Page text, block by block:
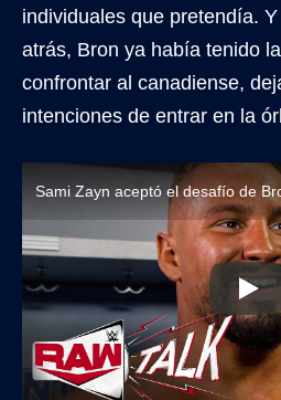
individuales que pretendía.
atrás, Bron ya había tenido
confrontar al canadiense,
intenciones de entrar en la